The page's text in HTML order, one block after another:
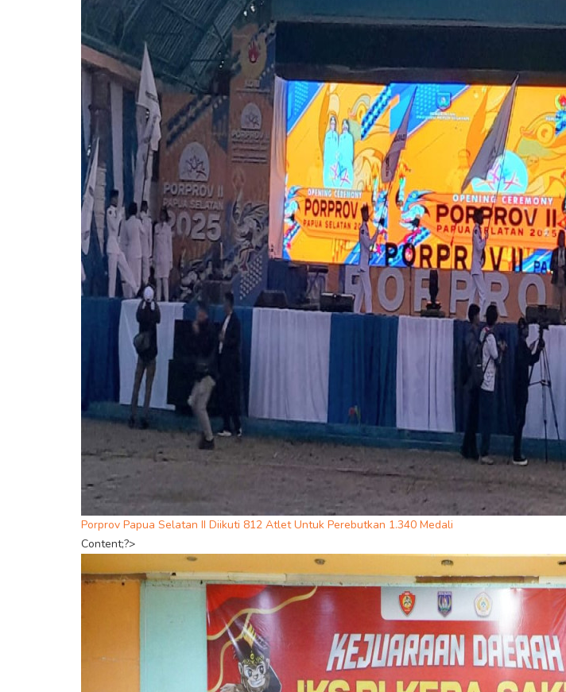
Porprov Papua Selatan II Diikuti 812 Atlet Untuk Perebutkan 1.340 Medali
Content;?>